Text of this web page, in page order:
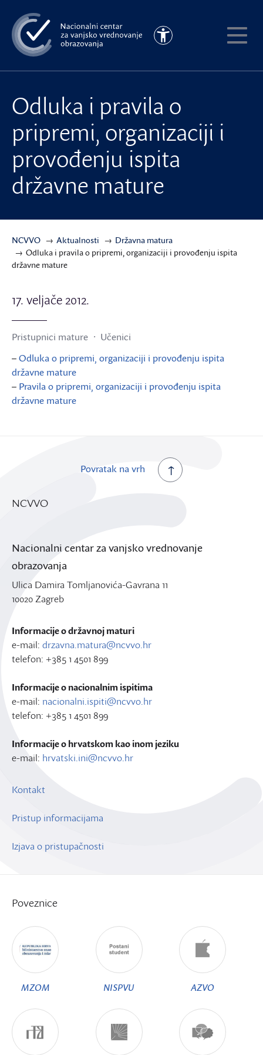
na
glavni
sadržaj
Pristupačnost
Odluka i pravila o
pripremi, organizaciji i
provođenju ispita
državne mature
NCVVO Aktualnosti
Državna matura
Odluka i pravila o pripremi, organizaciji i provođenju ispita
državne mature
17. veljače 2012.
Pristupnici mature
Učenici
–Odluka o pripremi, organizaciji i provođenju ispita
državne mature
– Pravila o pripremi, organizaciji i provođenju ispita
državne mature
Povratak na vrh
NCVVO
Nacionalni centar za vanjsko vrednovanje
obrazovanja
Ulica Damira Tomljanovića-Gavrana 11
10020 Zagreb
Informacije o državnoj maturi
e-mail: drzavna.matura@ncvvo.hr
telefon: +385 1 4501 899
Informacije o nacionalnim ispitima
e-mail: nacionalni.ispiti@ncvvo.hr
telefon: +385 1 4501 899
Informacije o hrvatskom kao inom jeziku
e-mail: hrvatski.ini@ncvvo.hr
Kontakt
Pristup informacijama
Izjava o pristupačnosti
Poveznice
MZOM NISPVU AZVO